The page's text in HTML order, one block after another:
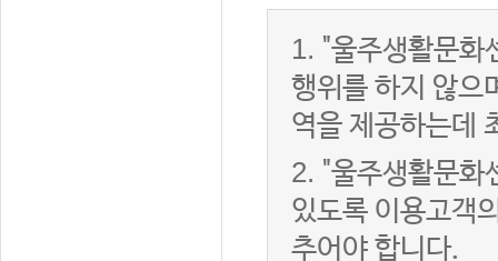
1. "울주생활문화
행위를 하지 않으
역을 제공하는데
2. "울주생활문화
있도록 이용고객
추어야 합니다.